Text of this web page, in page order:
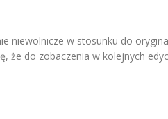
niewolnicze w stosunku do
że do zobaczenia w kolejnych